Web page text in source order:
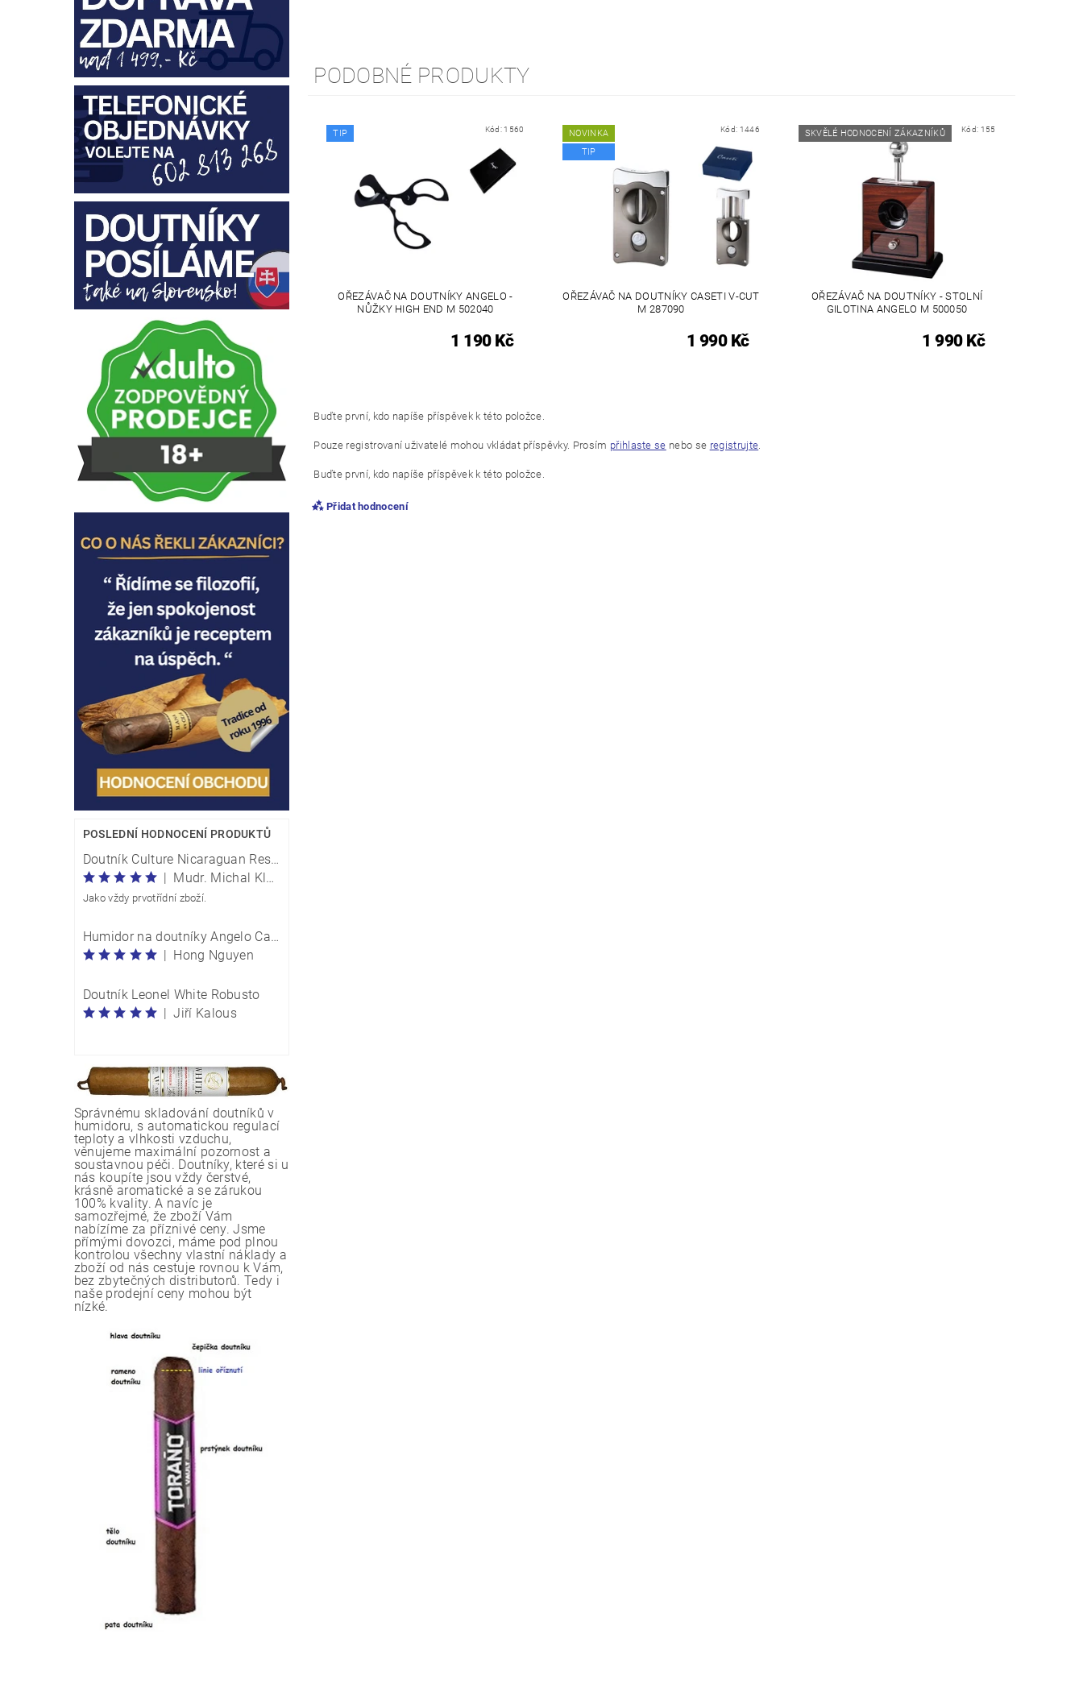
POSLEDNÍ HODNOCENÍ PRODUKTŮ
Doutník Culture Nicaraguan Reserve Perla Traveller - box 20 kusů
|
Mudr. Michal Klečka
Jako vždy prvotřídní zboží.
Humidor na doutníky Angelo Carbon Optik M 920054
| Hong Nguyen
Doutník Leonel White Robusto
| Jiří Kalous
Správnému skladování doutníků v
humidoru, s automatickou regulací
teploty a vlhkosti vzduchu,
věnujeme maximální pozornost a
soustavnou péči. Doutníky, které si u
nás koupíte jsou vždy čerstvé,
krásně aromatické a se zárukou
100% kvality. A navíc je
samozřejmé, že zboží Vám
nabízíme za příznivé ceny. Jsme
přímými dovozci, máme pod plnou
kontrolou všechny vlastní náklady a
zboží od nás cestuje rovnou k Vám,
bez zbytečných distributorů. Tedy i
naše prodejní ceny mohou být
nízké.
PODOBNÉ PRODUKTY
TIP Kód: 1560
OŘEZÁVAČ NA DOUTNÍKY ANGELO -
NŮŽKY HIGH END M 502040
1 190 Kč
NOVINKA
TIP
Kód: 1446
OŘEZÁVAČ NA DOUTNÍKY CASETI V-CUT
M 287090
1 990 Kč
SKVĚLÉ HODNOCENÍ ZÁKAZNÍKŮ Kód: 155
OŘEZÁVAČ NA DOUTNÍKY - STOLNÍ
GILOTINA ANGELO M 500050
1 990 Kč
Buďte první, kdo napíše příspěvek k této položce.
Pouze registrovaní uživatelé mohou vkládat příspěvky. Prosím přihlaste se nebo se registrujte
Buďte první, kdo napíše příspěvek k této položce.
Přidat hodnocení